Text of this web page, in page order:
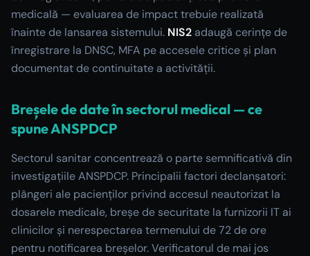
medicală — evaluarea de impact trebuie realizată
înainte de lansarea sistemului. NIS2 adaugă cerințe de
înregistrare la DNSC, MFA pe accesele critice și plan
documentat de continuitate a activității.
Breșele de date în sectorul medical — ce
spune ANSPDCP
Sectorul sanitar concentrează o parte semnificativă din
investigațiile ANSPDCP. Principalii factori declanșatori:
plângeri ale pacienților privind accesul neautorizat la
dosarele medicale, breșe de securitate la furnizorii IT ai
clinicilor și nerespectarea termenului de 72 de ore
pentru notificarea breșelor. Verificatorul de mai jos